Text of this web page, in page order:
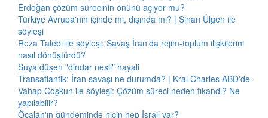
Erdoğan çözüm sürecinin önünü açıyor mu?
Türkiye Avrupa'nın içinde mi, dışında mı? | Sinan Ülgen ile
söyleşi
Reza Talebi ile söyleşi: Savaş İran'da rejim-toplum ilişkilerini
nasıl dönüştürdü?
Suya düşen "dindar nesil" hayali
Transatlantik: İran savaşı ne durumda? | Kral Charles ABD'de
Vahap Coşkun ile söyleşi: Çözüm süreci neden tıkandı? Ne
yapılabilir?
Öcalan'ın gündeminde niçin hep İsrail var?